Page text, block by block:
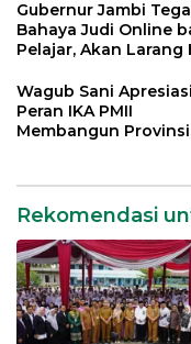
Gubernur Jambi
Bahaya Judi Online
Pelajar, Akan Larang
Wagub Sani Apresiasi
Peran IKA PMII
Membangun Provinsi
Rekomendasi